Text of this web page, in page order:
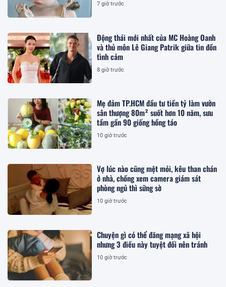
7 giờ trước
Động thái mới nhất của MC Hoàng Oanh
và thủ môn Lê Giang Patrik giữa tin đồn
tình cảm
8 giờ trước
Mẹ đảm TP.HCM đầu tư tiền tỷ làm vườn
sân thượng 80m² suốt hơn 10 năm, sưu
tầm gần 90 giống hồng táo
10 giờ trước
Vợ lúc nào cũng mệt mỏi, kêu than chán
ở nhà, chồng xem camera giám sát
phòng ngủ thì sững sờ
10 giờ trước
Chuyện gì có thể đăng mạng xã hội
nhưng 3 điều này tuyệt đối nên tránh
10 giờ trước